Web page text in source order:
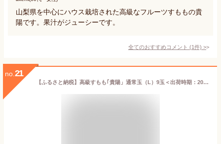
山梨県を中心にハウス栽培された高級なフルーツすももの貴
陽です。果汁がジューシーです。
全てのおすすめコメント (1件) >
no. 21
【ふるさと納税】高級すもも｢貴陽」通常玉（L）9玉＜出荷時期：2023年7月15日～2023年7月30日＞【プラム フルーツ 南アルプス市】